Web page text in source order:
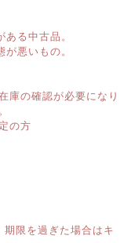
る中古品。
悪いもの。
庫の確認が必要になり
の方
限を過ぎた場合はキ